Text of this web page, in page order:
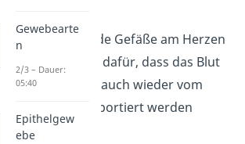
Zu- und abführende Gefäße am Herzen
sorgen außerdem dafür, dass das Blut
zum Herz hin und auch wiedervom
Herzen weg transportiert werden
kann.
Gewebearte
n
2/3 – Dauer:
05:40
Epithelgew
ebe